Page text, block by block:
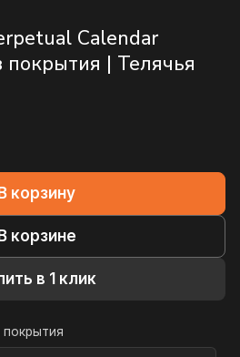
Calendar
| Телячья
В корзину
В корзине
в 1 клик
покрытия